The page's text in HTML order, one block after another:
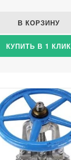
В КОРЗИНУ
КУПИТЬ В 1 КЛИК